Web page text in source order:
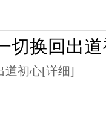
切换回出
道初心[详细]